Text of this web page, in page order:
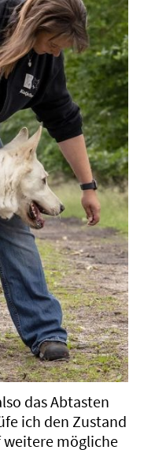
das Abtasten
ich den Zustand
mögliche